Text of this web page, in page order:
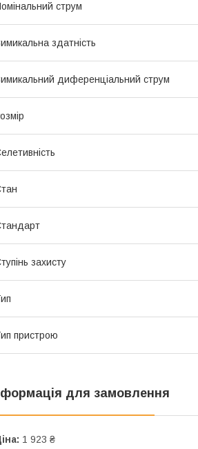
струм
здатність
диференціальний струм
захисту
пристрою
для замовлення
1 923 ₴